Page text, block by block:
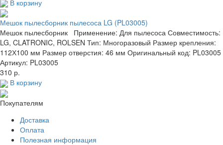
В корзину
Мешок пылесборник пылесоса LG (PL03005)
Мешок пылесборник Применение: Для пылесоса Совместимость:
LG, CLATRONIC, ROLSEN Тип: Многоразовый Размер крепления:
112Х100 мм Размер отверстия: 46 мм Оригинальный код: PL03005
Артикул: PL03005
310 р.
В корзину
Покупателям
Доставка
Оплата
Полезная информация